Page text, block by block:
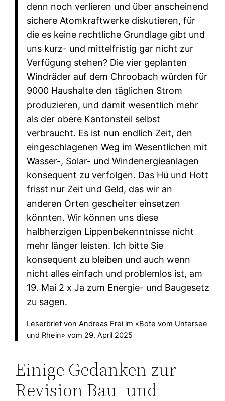
denn noch verlieren und über anscheinend
sichere Atomkraftwerke diskutieren, für
die es keine rechtliche Grundlage gibt und
uns kurz- und mittelfristig gar nicht zur
Verfügung stehen? Die vier geplanten
Windräder auf dem Chroobach würden für
9000 Haushalte den täglichen Strom
produzieren, und damit wesentlich mehr
als der obere Kantonsteil selbst
verbraucht. Es ist nun endlich Zeit, den
eingeschlagenen Weg im Wesentlichen mit
Wasser-, Solar- und Windenergieanlagen
konsequent zu verfolgen. Das Hü und Hott
frisst nur Zeit und Geld, das wir an
anderen Orten gescheiter einsetzen
könnten. Wir können uns diese
halbherzigen Lippenbekenntnisse nicht
mehr länger leisten. Ich bitte Sie
konsequent zu bleiben und auch wenn
nicht alles einfach und problemlos ist, am
19. Mai 2 x Ja zum Energie- und Baugesetz
zu sagen.
Leserbrief von Andreas Frei im «Bote vom Untersee
und Rhein» vom 29. April 2025
Einige Gedanken zur
Revision Bau- und